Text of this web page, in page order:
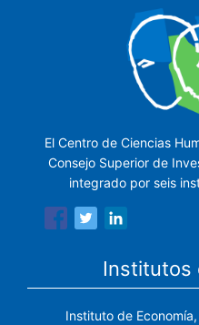
El Centro de Ciencias
Consejo Superior de
integrado por seis
Institutos
Instituto de